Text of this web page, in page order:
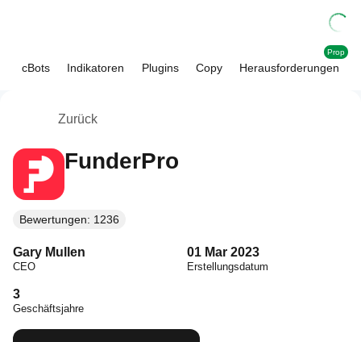
cBots Indikatoren Plugins Copy Herausforderungen
Prop
Zurück
FunderPro
Bewertungen: 1236
Gary Mullen
CEO
01 Mar 2023
Erstellungsdatum
3
Geschäftsjahre